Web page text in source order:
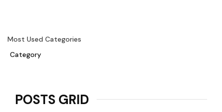
Most Used Categories
Category
POSTS GRID